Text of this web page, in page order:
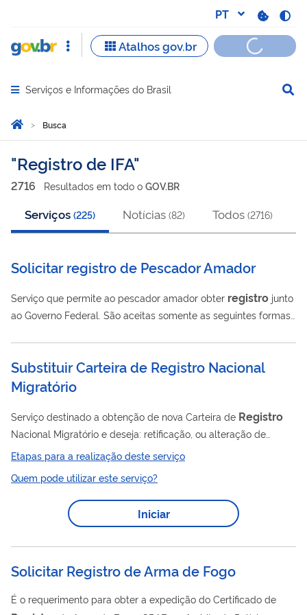
Abrir menu principal de navegação
Serviços e Informações do Brasil
Você está aqui:
Página Inicial
Busca
Busca
Registro de IFA
2716 Resultados em todo o GOV.BR
Serviços (225) Notícias (82) Todos (2716)
Solicitar registro de Pescador Amador
Serviço que permite ao pescador amador obter registro junto
ao Governo Federal. São aceitas somente as seguintes formas
da União - GRU (boleto) Utilizar o Pix e Cartão de Crédito é
rápido e prático. Optando por elas como método de
pagamento da licença, não é preciso que o solicitante retorne
ao sistema para enviar o comprovante de pagamento. Após o
pagamento, a licença definitiva é gerada automaticamente em
até três dias úteis...
Substituir Carteira de Registro Nacional
Migratório
Serviço destinado a obtenção de nova Carteira de Registro
Nacional Migratório e deseja: retificação, ou alteração de
dados cadastrais; renovação da validade de carteira
classificada como "PERMANENTE" (a informação da
classificação consta na carteira). recadastramento de
imigrantes portadores de carteira de identidade de modelos
antigas ( Modelo 19 ou Cadernetas). Se você possui autorização
carteira com...
Etapas para a realização deste serviço
Quem pode utilizar este serviço?
Iniciar
Solicitar Registro de Arma de Fogo
É o requerimento para obter a expedição do Certificado de